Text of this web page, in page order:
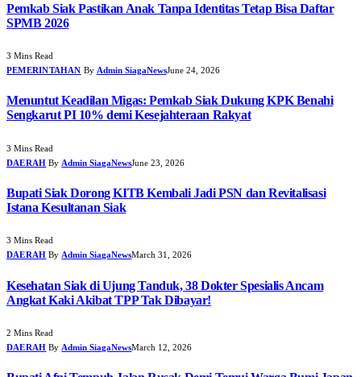
Pemkab Siak Pastikan Anak Tanpa Identitas Tetap Bisa Daftar
SPMB 2026
3 Mins Read
PEMERINTAHAN By Admin SiagaNewsJune 24, 2026
Menuntut Keadilan Migas: Pemkab Siak Dukung KPK Benahi
Sengkarut PI 10% demi Kesejahteraan Rakyat
3 Mins Read
DAERAH By Admin SiagaNewsJune 23, 2026
Bupati Siak Dorong KITB Kembali Jadi PSN dan Revitalisasi
Istana Kesultanan Siak
3 Mins Read
DAERAH By Admin SiagaNewsMarch 31, 2026
Kesehatan Siak di Ujung Tanduk, 38 Dokter Spesialis Ancam
Angkat Kaki Akibat TPP Tak Dibayar!
2 Mins Read
DAERAH By Admin SiagaNewsMarch 12, 2026